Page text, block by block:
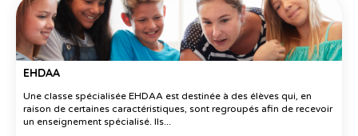
EHDAA
Une classe spécialisée EHDAA est destinée à des élèves qui, en
raison de certaines caractéristiques, sont regroupés afin de recevoir
un enseignement spécialisé. Ils...